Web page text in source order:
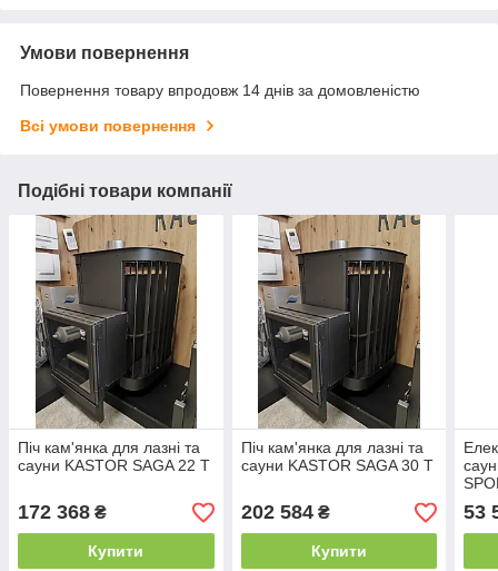
Умови повернення
Повернення товару впродовж 14 днів за домовленістю
Всі умови повернення
Подібні товари компанії
Піч кам'янка для лазні та
сауни KASTOR SAGA 22 Т
172 368 ₴
Купити
Піч кам'янка для лазні та
сауни KASTOR SAGA 30 T
202 584₴
Купити
53